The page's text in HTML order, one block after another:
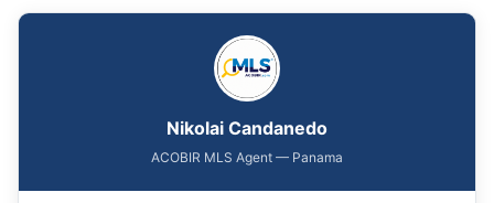
Nikolai Candanedo
ACOBIR MLS Agent — Panama